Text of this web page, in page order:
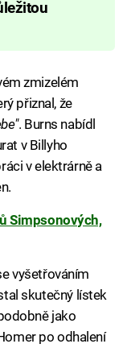
zmizelém
přiznal, že
. Burns nabídl
v Billyho
v elektrárně a
Simpsonových,
vyšetřováním
skutečný lístek
jako
po odhalení